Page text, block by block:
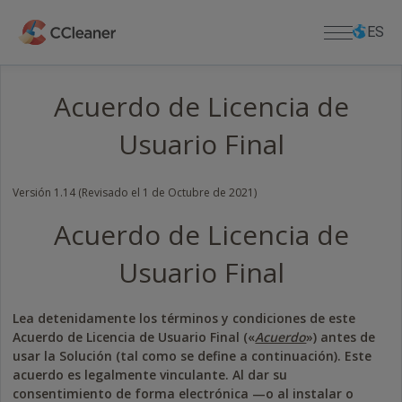
contenido
principal
Para el Hogar
Kamo
Defraggler
APLICACIONES PARA MOVIL
CCleaner para Android
CCleaner para iOS
APLICACIONES PARA MAC
Descargar
CENTRO DE DESCARGAS
Descargar CCleaner for Mac
Descargar Recuva
Descargar Speccy
Descarga CCleaner para Android
Descarga CCleaner para iOS
Soporte
SOPORTE DE PRODUCTOS
Centro de ayuda
Foro de la Comunidad
Información de la Empresa
Blog
Anuncios de Lanzamientos
Notas de Prensa
ES
Acuerdo de Licencia de
Usuario Final
Versión 1.14 (Revisado el 1 de Octubre de 2021)
Acuerdo de Licencia de
Usuario Final
Lea detenidamente los términos y condiciones de este
Acuerdo de Licencia de Usuario Final («Acuerdo») antes de
usar la Solución (tal como se define a continuación). Este
acuerdo es legalmente vinculante. Al dar su
consentimiento de forma electrónica —o al instalar o